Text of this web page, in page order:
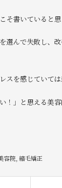
そ書いていると思
選んで失敗し、
スを感じていては
！」と思える美
容院 縮毛矯正